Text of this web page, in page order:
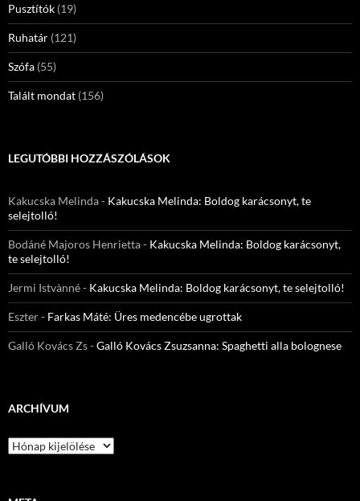
Pusztítók (19)
Ruhatár (121)
Szófa (55)
Talált mondat (156)
LEGUTÓBBI HOZZÁSZÓLÁSOK
Kakucska Melinda- Kakucska Melinda: Boldog karácsonyt, te
selejtolló!
Bodáné Majoros Henrietta- Kakucska Melinda: Boldog karácsonyt,
te selejtolló!
Jermi Istvànné- Kakucska Melinda: Boldog karácsonyt, te selejtolló!
Eszter- Farkas Máté: Üres medencébe ugrottak
Galló Kovács Zs-Galló Kovács Zsuzsanna: Spaghetti alla bolognese
ARCHÍVUM
Archívum